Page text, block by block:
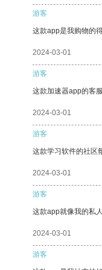
游客
这款app是我购物的
2024-03-01
游客
这款加速器app的客
2024-03-01
游客
这款学习软件的社区
2024-03-01
游客
这款app就像我的私
2024-03-01
游客